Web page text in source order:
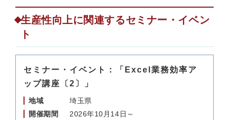
生産性向上に関連するセミナー・イベン
ト
セミナー・イベント：「Excel業務効率ア
ップ講座〔2〕」
地域
埼玉県
開催期間
2026年10月14日～